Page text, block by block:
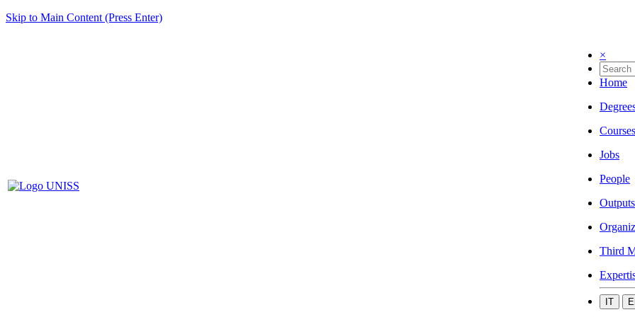
Skip to Main Content (Press Enter)
×
Home
Courses
Jobs
People
Outputs
Third
IT